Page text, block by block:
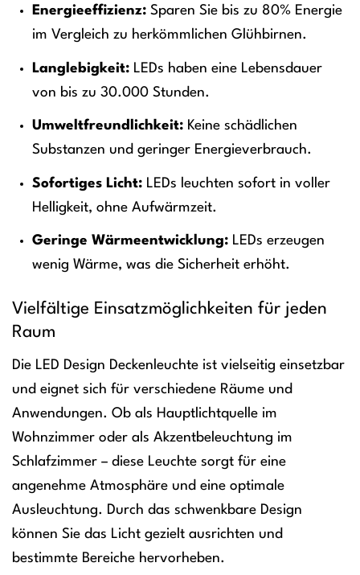
Energieeffizienz:Sparen Sie bis zu 80% Energie
im Vergleich zu herkömmlichen Glühbirnen.
Langlebigkeit:LEDs haben eine Lebensdauer
von bis zu 30.000 Stunden.
Umweltfreundlichkeit:Keine schädlichen
Substanzen und geringer Energieverbrauch.
Sofortiges Licht:LEDs leuchten sofort in voller
Helligkeit, ohne Aufwärmzeit.
Geringe Wärmeentwicklung:LEDs erzeugen
wenig Wärme, was die Sicherheit erhöht.
Vielfältige Einsatzmöglichkeiten für jeden
Raum
Die LED Design Deckenleuchte ist vielseitig einsetzbar
und eignet sich für verschiedene Räume und
Anwendungen. Ob als Hauptlichtquelle im
Wohnzimmer oder als Akzentbeleuchtung im
Schlafzimmer – diese Leuchte sorgt für eine
angenehme Atmosphäre und eine optimale
Ausleuchtung. Durch das schwenkbare Design
können Sie das Licht gezielt ausrichten und
bestimmte Bereiche hervorheben.